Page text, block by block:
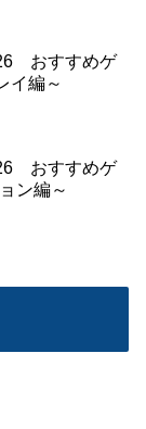
おすすめゲ
イ編～
おすすめゲ
ン編～